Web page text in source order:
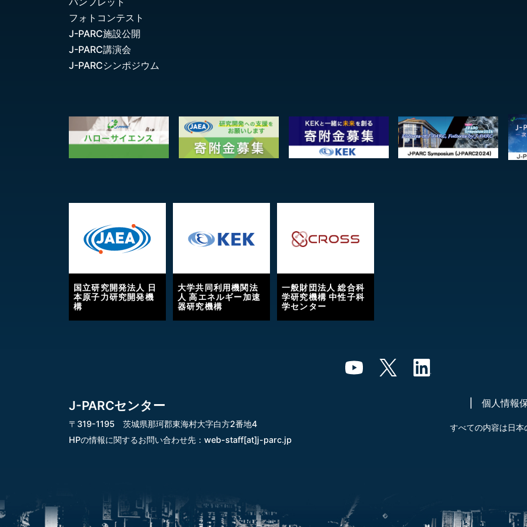
フォトコンテスト
J-PARC施設公開
J-PARC講演会
J-PARCシンポジウム
国立研究開発法人 日
本原子力研究開発機
構
大学共同利用機関法
人 高エネルギー加速
器研究機構
一般財団法人 総合科
学研究機構 中性子科
学センター
J-PARCセンター
〒319-1195 茨城県那珂郡東海村大字白方2番地4
HPの情報に関するお問い合わせ先： web-staff[at]j-parc.jp
個人情報
すべての内容は日